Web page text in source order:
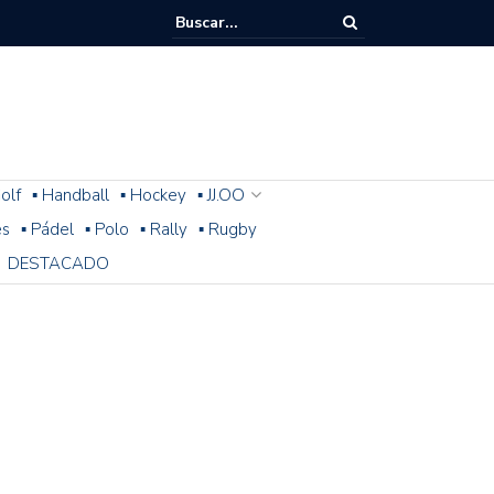
▪ Handball ▪ Hockey ▪ JJ.OO
▪ Pádel ▪ Polo ▪ Rally ▪ Rugby
DESTACADO